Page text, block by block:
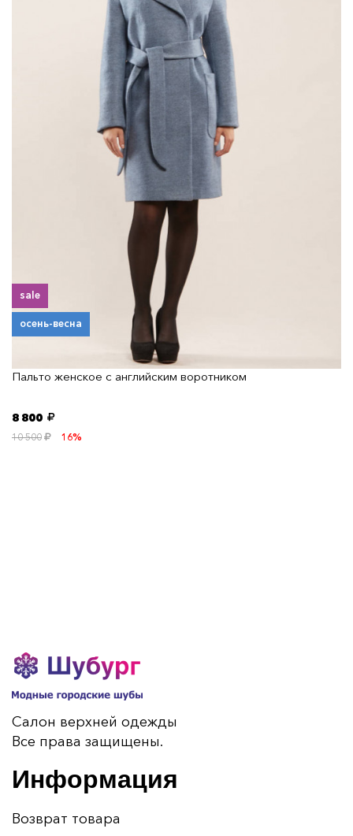
sale
осень-весна
Пальто женское с английским воротником
8 800
10 500 16%
Салон верхней одежды
Все права защищены.
Информация
Возврат товара